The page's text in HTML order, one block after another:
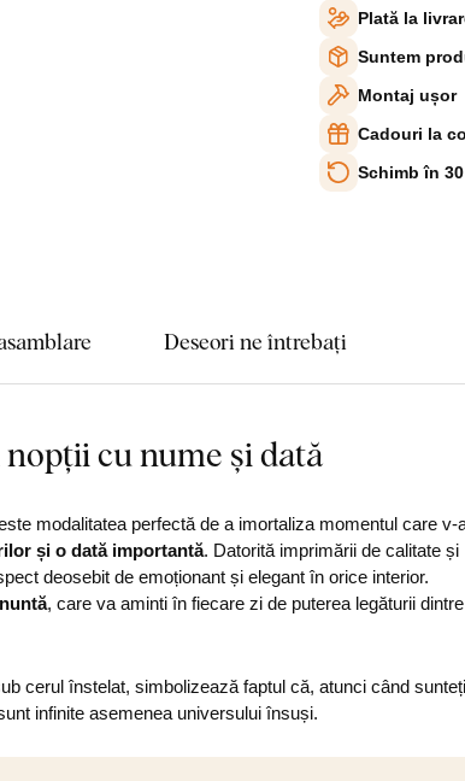
Plată la
Suntem
Montaj ușor
Cadouri la
Schimb în
Deseori ne întrebați
cu nume și dată
modalitatea perfectă de a imortaliza momentul care v-
și o dată importantă. Datorită imprimării de calitate și
deosebit de emoționant și elegant în orice interior.
, care va aminti în fiecare zi de puterea legăturii dintre
cerul înstelat, simbolizează faptul că, atunci când sunteți
infinite asemenea universului însuși.